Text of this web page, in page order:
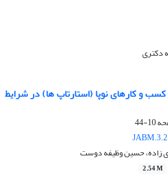
دکتری
و کارهای نوپا (استارتاپ ها) در شرایط
10-44
زاده، حسین وظیفه دوست
2.54 M